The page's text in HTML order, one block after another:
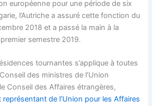
européenne pour une période de six
l’Autriche a assuré cette fonction du
2018 et a passé la main à la
semestre 2019.
tournantes s’applique à toutes
des ministres de l’Union
Conseil des Affaires étrangères,
représentant de l’Union pour les Affaires